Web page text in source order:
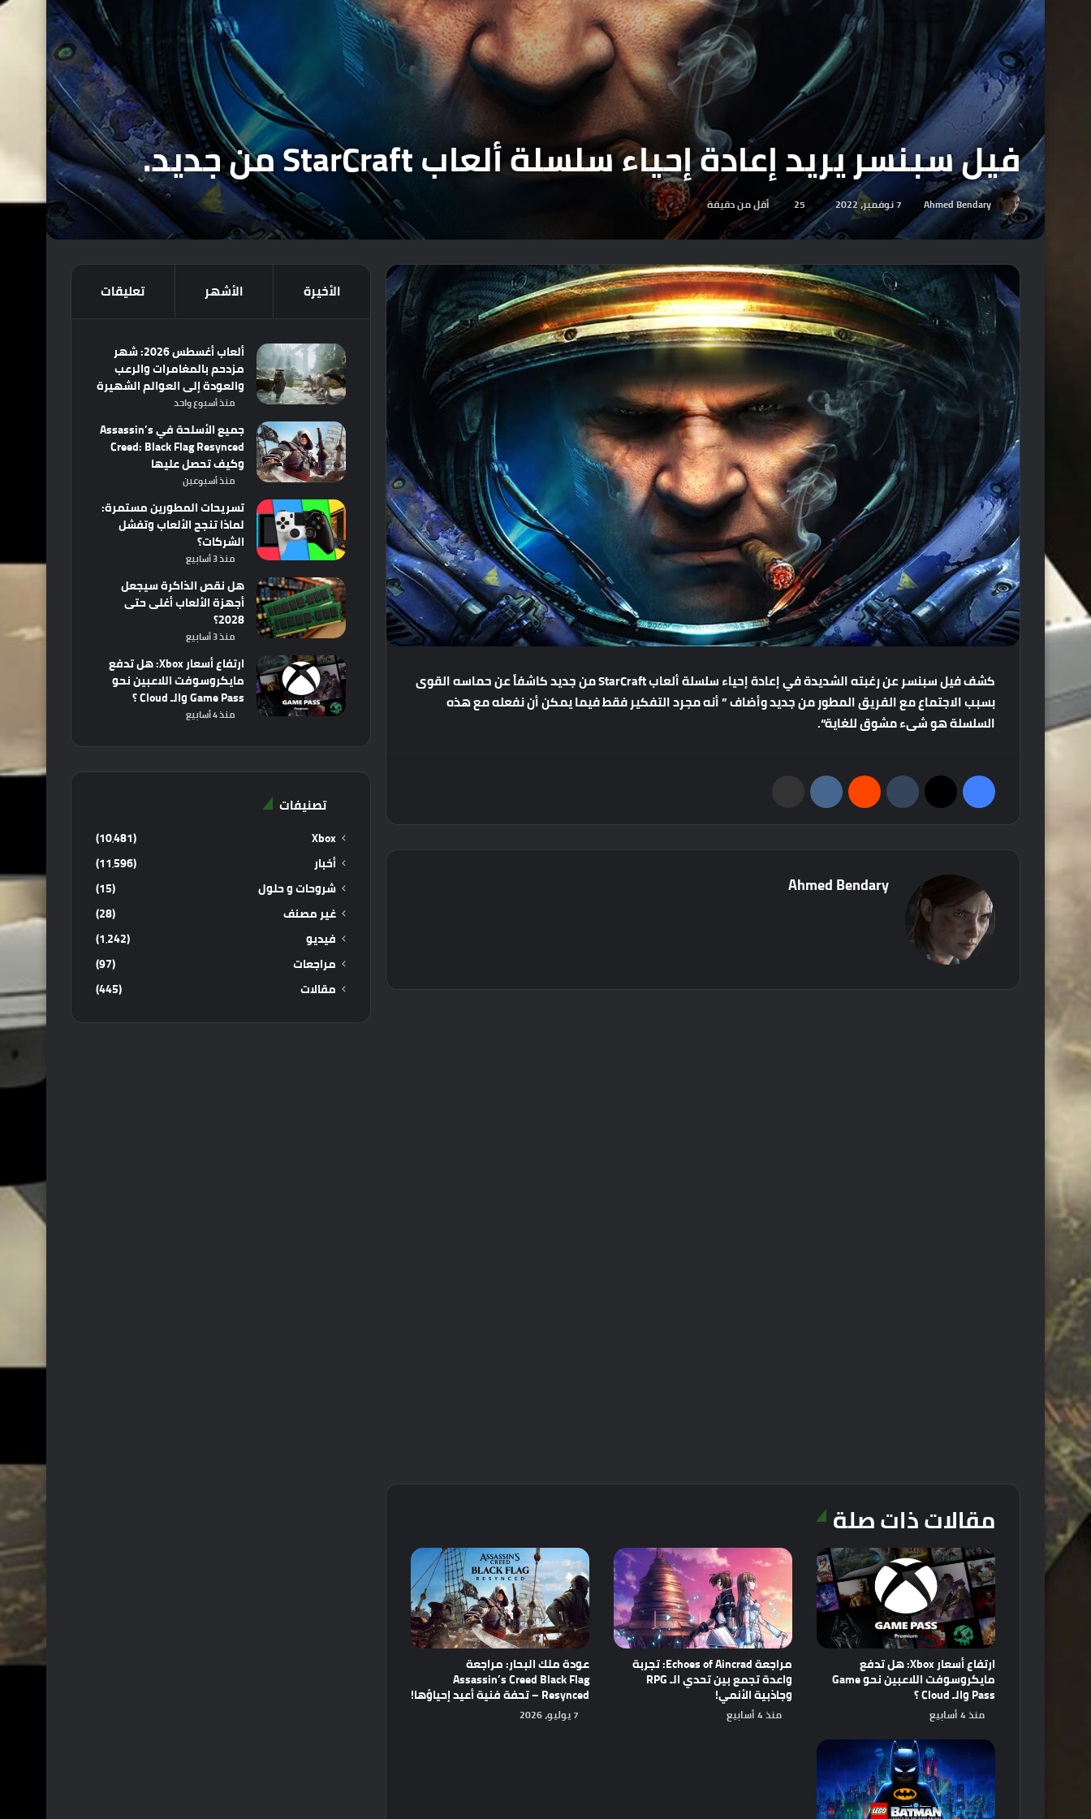
فيل سبنسر يريد إعادة إحياء سلسلة ألعاب StarCraft من جديد.
Ahmed Bendary 7 نوفمبر، 2022 25 أقل من دقيقة
كشففيلسبنسرعنرغبتهالشديدةفيإعادةإحياءسلسلةألعابStarCraftمنجديدكاشفاًعنحماسهالقوى
بسببالاجتماعمعالفريقالمطورمنجديدوأضاف”أنهمجردالتفكيرفقطفيمايمكنأننفعلهمعهذه
السلسلةهوشىءمشوقللغاية“.
Ahmed Bendary
مقالات ذات صلة
ارتفاع أسعار Xbox: هل تدفع
مايكروسوفت اللاعبين نحو Game
Pass والـ Cloud ؟
منذ 4 أسابيع
مراجعة Echoes of Aincrad: تجربة
واعدة تجمع بين تحدي الـ RPG
وجاذبية الأنمي!
منذ 4 أسابيع
عودة ملك البحار: مراجعة
Assassin’s Creed Black Flag
Resynced – تحفة فنية أعيد إحياؤها!
7 يوليو، 2026
الأخيرة الأشهر تعليقات
ألعاب أغسطس 2026: شهر
مزدحم بالمغامرات والرعب
والعودة إلى العوالم الشهيرة
منذ أسبوع واحد
جميع الأسلحة في Assassin’s
Creed: Black Flag Resynced
وكيف تحصل عليها
منذ أسبوعين
تسريحات المطورين مستمرة:
لماذا تنجح الألعاب وتفشل
الشركات؟
منذ 3 أسابيع
هل نقص الذاكرة سيجعل
أجهزة الألعاب أغلى حتى
2028؟
منذ 3 أسابيع
ارتفاع أسعار Xbox: هل تدفع
مايكروسوفت اللاعبين نحو
Game Pass والـ Cloud ؟
منذ 4 أسابيع
تصنيفات
Xbox
(10٬481)
أخبار
(11٬596)
شروحات و حلول
(15)
غير مصنف
(28)
فيديو
(1٬242)
مراجعات
(97)
مقالات
(445)